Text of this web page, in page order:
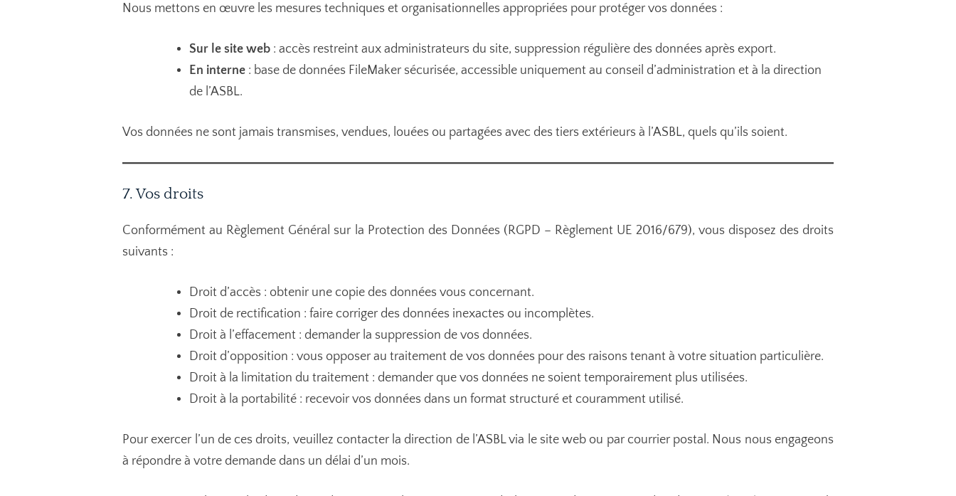
Nous mettons en œuvre les mesures techniques et organisationnelles appropriées pour protéger vos données :
Sur le site web : accès restreint aux administrateurs du site, suppression régulière des données après export.
En interne : base de données FileMaker sécurisée, accessible uniquement au conseil d’administration et à la direction
de l’ASBL.
Vos données ne sont jamais transmises, vendues, louées ou partagées avec des tiers extérieurs à l’ASBL, quels qu’ils soient.
7. Vos droits
Conformément au Règlement Général sur la Protection des Données (RGPD – Règlement UE 2016/679), vous disposez des droits
suivants :
Droit d’accès : obtenir une copie des données vous concernant.
Droit de rectification : faire corriger des données inexactes ou incomplètes.
Droit à l’effacement : demander la suppression de vos données.
Droit d’opposition : vous opposer au traitement de vos données pour des raisons tenant à votre situation particulière.
Droit à la limitation du traitement : demander que vos données ne soient temporairement plus utilisées.
Droit à la portabilité : recevoir vos données dans un format structuré et couramment utilisé.
Pour exercer l’un de ces droits, veuillez contacter la direction de l’ASBL via le site web ou par courrier postal. Nous nous engageons
à répondre à votre demande dans un délai d’un mois.